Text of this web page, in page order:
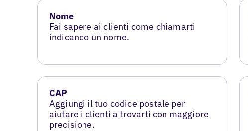
Nome
Fai sapere ai clienti come chiamarti
indicando un nome.
CAP
Aggiungi il tuo codice postale per
aiutare i clienti a trovarti con maggiore
precisione.